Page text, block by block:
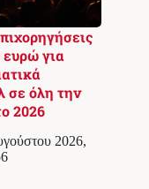
ευρώ για
σε όλη την
2026
2026,